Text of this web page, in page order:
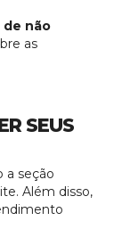
de não
as
SEUS
a seção
Além disso,